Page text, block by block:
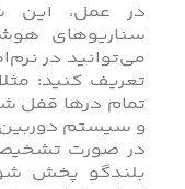
در عمل، این
سناریوهای
می‌توانید در
تعریف کنید:
تمام درها قفل
و سیستم دوربین
در صورت
بلندگو پخش